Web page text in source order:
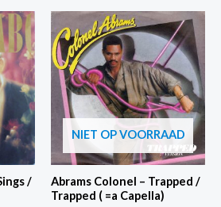
/
NIET OP VOORRAAD
Abrams Colonel – Trapped /
Trapped ( =a Capella)